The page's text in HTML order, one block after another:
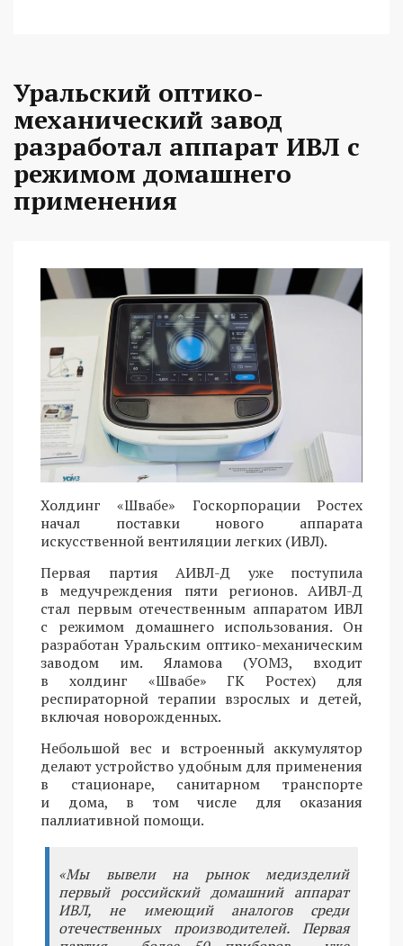
Уральский оптико-
механический завод
разработал аппарат ИВЛ с
режимом домашнего
применения
Холдинг «Швабе» Госкорпорации Ростех
начал поставки нового аппарата
искусственной вентиляции легких (ИВЛ).
Первая партия АИВЛ-Д уже поступила
в медучреждения пяти регионов. АИВЛ-Д
стал первым отечественным аппаратом ИВЛ
с режимом домашнего использования. Он
разработан Уральским оптико-механическим
заводом им. Яламова (УОМЗ, входит
в холдинг «Швабе» ГК Ростех) для
респираторной терапии взрослых и детей,
включая новорожденных.
Небольшой вес и встроенный аккумулятор
делают устройство удобным для применения
в стационаре, санитарном транспорте
и дома, в том числе для оказания
паллиативной помощи.
«Мы вывели на рынок медизделий
первый российский домашний аппарат
ИВЛ, не имеющий аналогов среди
отечественных производителей. Первая